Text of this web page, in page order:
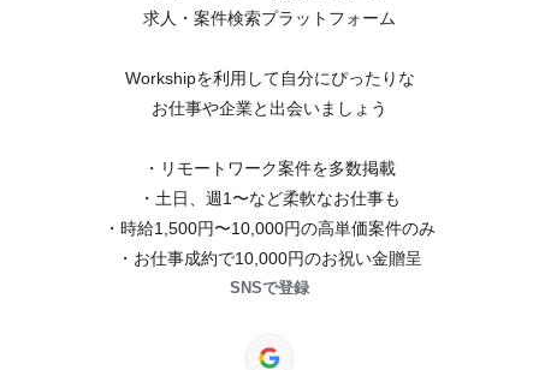
求人・案件検索プラットフォーム
Workshipを利用して自分にぴったりな
お仕事や企業と出会いましょう
・リモートワーク案件を多数掲載
・土日、週1〜など柔軟なお仕事も
・時給1,500円〜10,000円の高単価案件のみ
・お仕事成約で10,000円のお祝い金贈呈
SNSで登録